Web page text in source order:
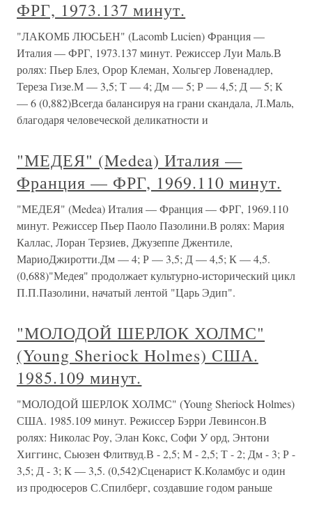
ФРГ, 1973.137 минут.
"ЛАКОМБ ЛЮСЬЕН" (Lacomb Lucien) Франция —
Италия — ФРГ, 1973.137 минут. Режиссер Луи Маль.В
ролях: Пьер Блез, Орор Клеман, Хольгер Ловенадлер,
Тереза Гизе.М — 3,5; Т — 4; Дм — 5; Р — 4,5; Д — 5; К
— 6 (0,882)Всегда балансируя на грани скандала, Л.Маль,
благодаря человеческой деликатности и
"МЕДЕЯ" (Medea) Италия —
Франция — ФРГ, 1969.110 минут.
"МЕДЕЯ" (Medea) Италия — Франция — ФРГ, 1969.110
минут. Режиссер Пьер Паоло Пазолини.В ролях: Мария
Каллас, Лоран Терзиев, Джузеппе Джентиле,
МариоДжиротти.Дм — 4; Р — 3,5; Д — 4,5; К — 4,5.
(0,688)"Медея" продолжает культурно-исторический цикл
П.П.Пазолини, начатый лентой "Царь Эдип".
"МОЛОДОЙ ШЕРЛОК ХОЛМС"
(Young Sheriock Holmes) США.
1985.109 минут.
"МОЛОДОЙ ШЕРЛОК ХОЛМС" (Young Sheriock Holmes)
США. 1985.109 минут. Режиссер Бэрри Левинсон.В
ролях: Николас Роу, Элан Кокс, Софи У орд, Энтони
Хиггинс, Сьюзен Флитвуд.В - 2,5; М - 2,5; Т - 2; Дм - 3; Р -
3,5; Д - 3; К — 3,5. (0,542)Сценарист К.Коламбус и один
из продюсеров С.Спилберг, создавшие годом раньше